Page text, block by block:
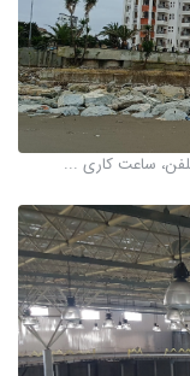
ساعت کاری ...